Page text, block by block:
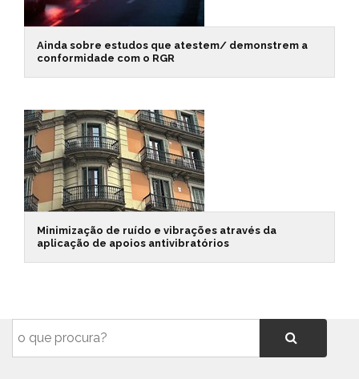
Ainda sobre estudos que atestem/ demonstrem a
conformidade com o RGR
Minimização de ruído e vibrações através da
aplicação de apoios antivibratórios